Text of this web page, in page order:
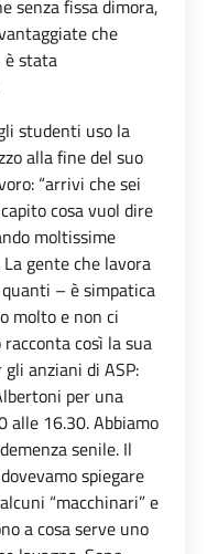
senza fissa dimora,
che
è stata
studenti uso la
alla fine del suo
“arrivi che sei
cosa vuol dire
moltissime
gente che lavora
– è simpatica
molto e non ci
così la sua
anziani di ASP:
per una
alle 16.30. Abbiamo
senile. Il
spiegare
“macchinari” e
a cosa serve uno